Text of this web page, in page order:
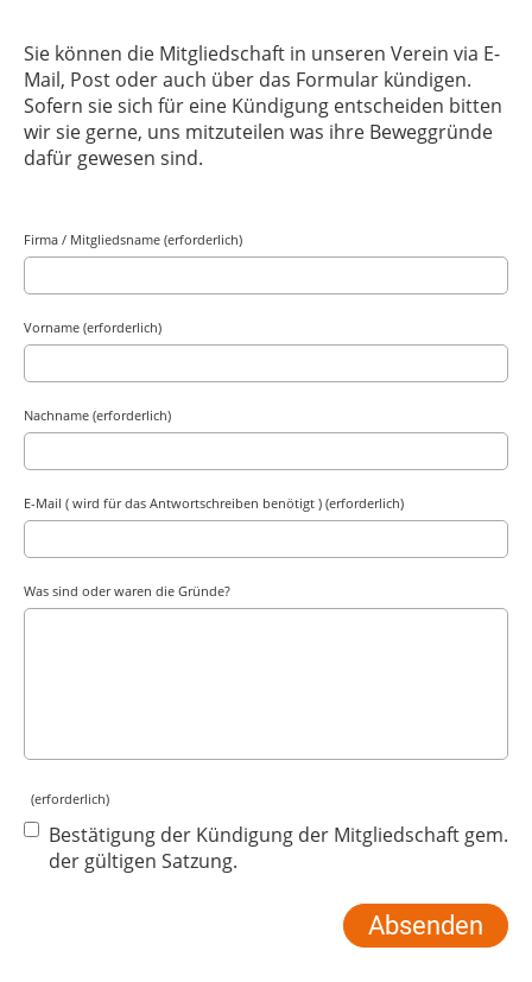
Sie können die Mitgliedschaft in unseren Verein via E-
Mail, Post oder auch über das Formular kündigen.
Sofern sie sich für eine Kündigung entscheiden bitten
wir sie gerne, uns mitzuteilen was ihre Beweggründe
dafür gewesen sind.
Firma / Mitgliedsname (erforderlich)
Vorname (erforderlich)
Nachname (erforderlich)
E-Mail ( wird für das Antwortschreiben benötigt ) (erforderlich)
Was sind oder waren die Gründe?
(erforderlich)
Bestätigung der Kündigung der Mitgliedschaft gem.
der gültigen Satzung.